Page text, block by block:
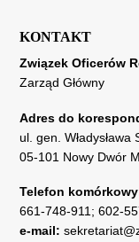
KONTAKT
Związek Oficerów
Zarząd Główny
Adres do
ul. gen.
05-101 Nowy Dwór
Telefon
661-748-911; 602-
e-mail: